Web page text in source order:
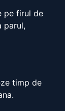
pe firul de
parul,
timp de